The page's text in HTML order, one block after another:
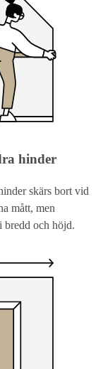
hinder
skärs bort vid
mått, men
bredd och höjd.